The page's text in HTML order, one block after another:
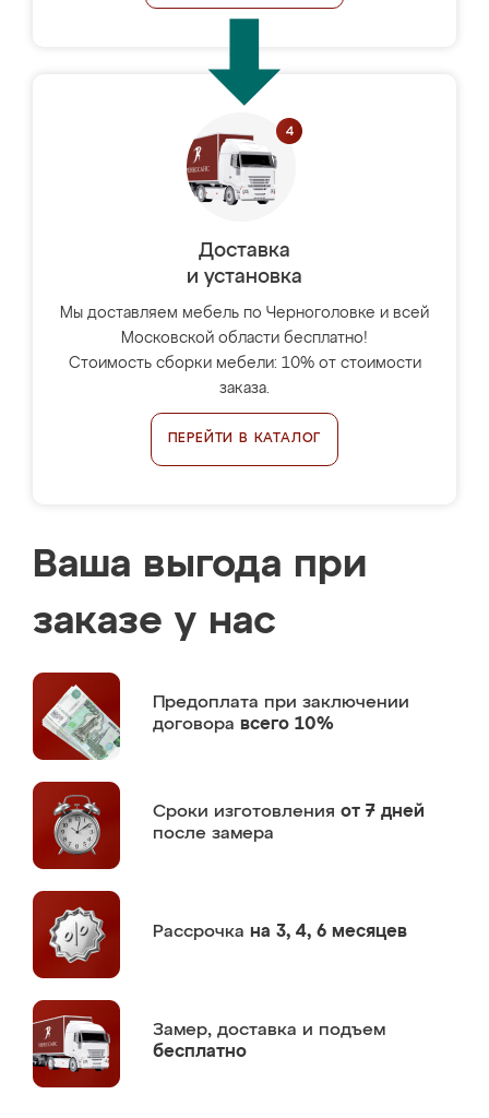
Доставка
и установка
Мы доставляем мебель по Черноголовке и всей
Московской области бесплатно!
Стоимость сборки мебели: 10% от стоимости
заказа.
ПЕРЕЙТИ В КАТАЛОГ
Ваша выгода при
заказе у нас
Предоплата при заключении
договора всего 10%
Сроки изготовления от 7 дней
после замера
Рассрочка на 3, 4, 6 месяцев
Замер, доставка и подъем
бесплатно